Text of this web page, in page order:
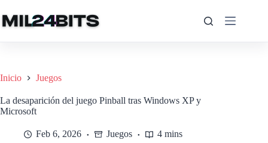
al
contenido
Inicio Juegos
La desaparición del juego Pinball tras Windows XP y
Microsoft
Feb 6, 2026 Juegos 4 mins